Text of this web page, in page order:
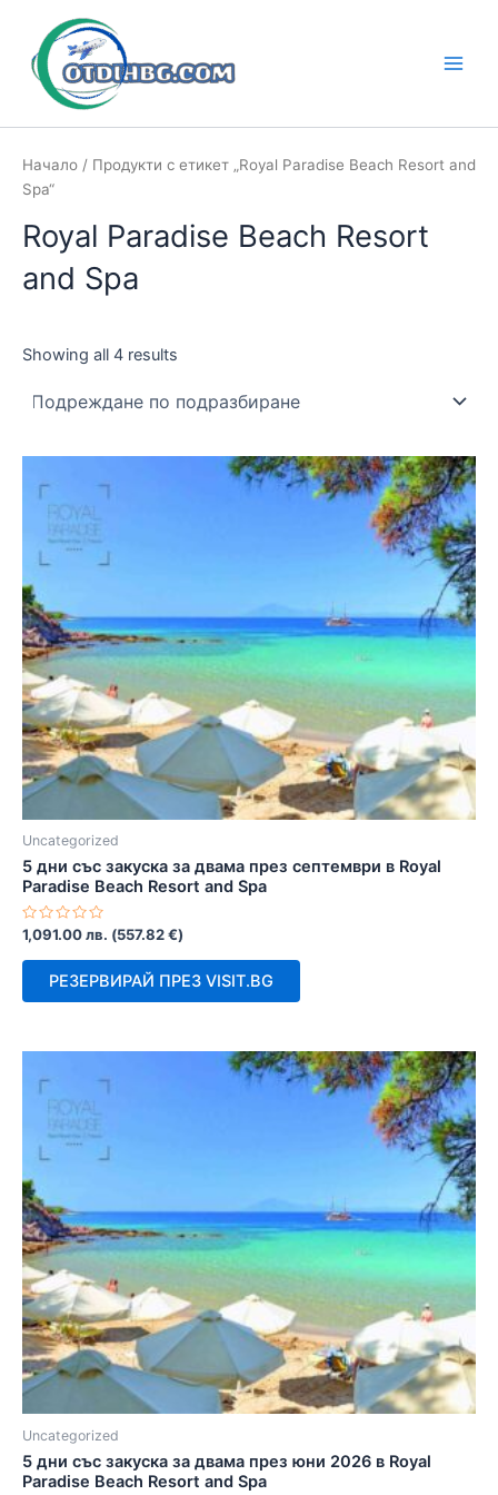
content
Начало / Продукти с етикет „Royal Paradise Beach Resort and
Spa“
Royal Paradise Beach Resort
and Spa
Showing all 4 results
Uncategorized
5 дни със закуска за двама през септември в Royal
Paradise Beach Resort and Spa
Оценено
с
0
1,091.00лв. (557.82€)
РЕЗЕРВИРАЙ ПРЕЗ VISIT.BG
Uncategorized
5 дни със закуска за двама през юни 2026 в Royal
Paradise Beach Resort and Spa